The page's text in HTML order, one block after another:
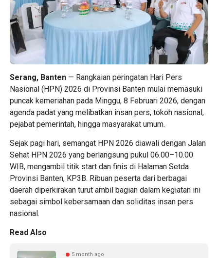
Serang, Banten — Rangkaian peringatan Hari Pers
Nasional (HPN) 2026 di Provinsi Banten mulai memasuki
puncak kemeriahan pada Minggu, 8 Februari 2026, dengan
agenda padat yang melibatkan insan pers, tokoh nasional,
pejabat pemerintah, hingga masyarakat umum.
Sejak pagi hari, semangat HPN 2026 diawali dengan Jalan
Sehat HPN 2026 yang berlangsung pukul 06.00–10.00
WIB, mengambil titik start dan finis di Halaman Setda
Provinsi Banten, KP3B. Ribuan peserta dari berbagai
daerah diperkirakan turut ambil bagian dalam kegiatan ini
sebagai simbol kebersamaan dan soliditas insan pers
nasional.
Read Also
5 month ago